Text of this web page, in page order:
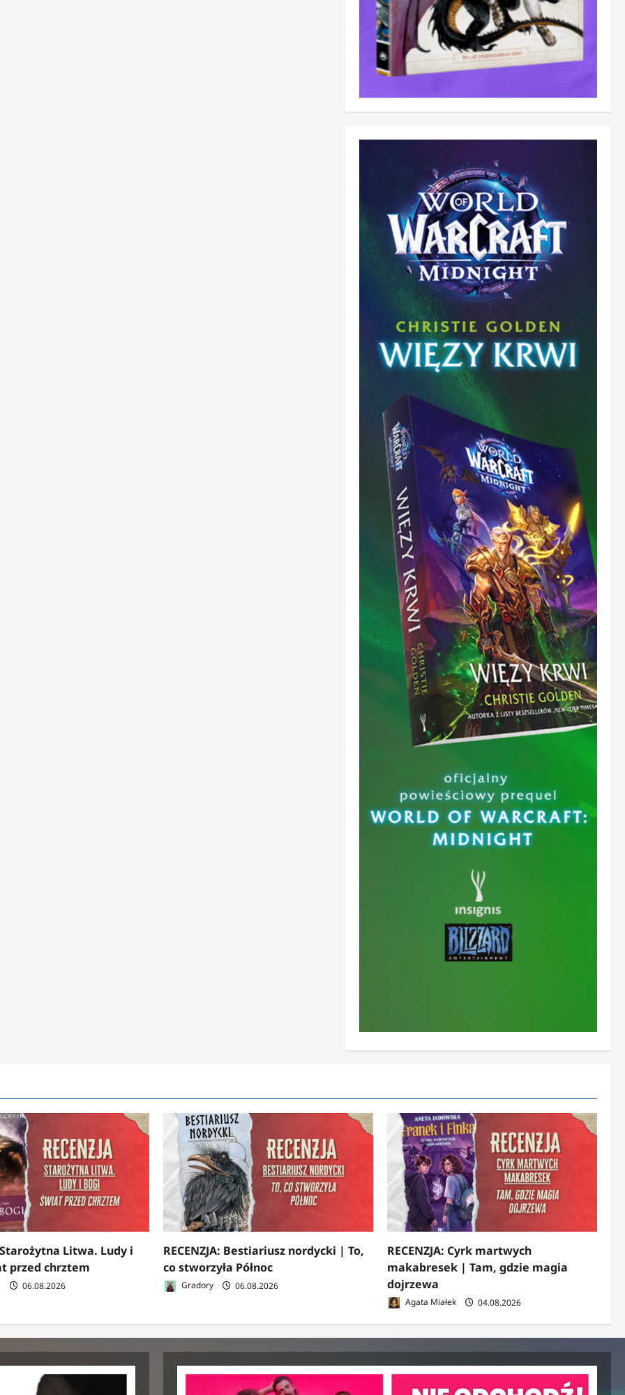
Starożytna Litwa. Ludy i
przed chrztem
06.08.2026
RECENZJA: Bestiariusz nordycki | To,
co stworzyła Północ
Gradory 06.08.2026
RECENZJA: Cyrk martwych
makabresek | Tam, gdzie magia
dojrzewa
Agata Miałek 04.08.2026